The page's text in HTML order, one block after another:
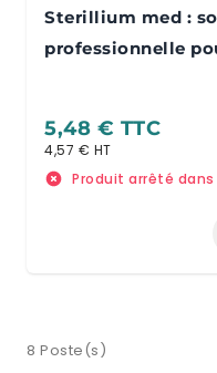
Sterillium med :
professionnelle
5,48 €
4,57 €
Produit arrêté
8 Poste(s)